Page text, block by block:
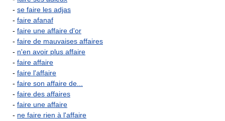
- se faire les adjas
- faire afanaf
- faire une affaire d'or
- faire de mauvaises affaires
- n'en avoir plus affaire
- faire affaire
- faire l'affaire
- faire son affaire de...
- faire des affaires
- faire une affaire
- ne faire rien à l'affaire